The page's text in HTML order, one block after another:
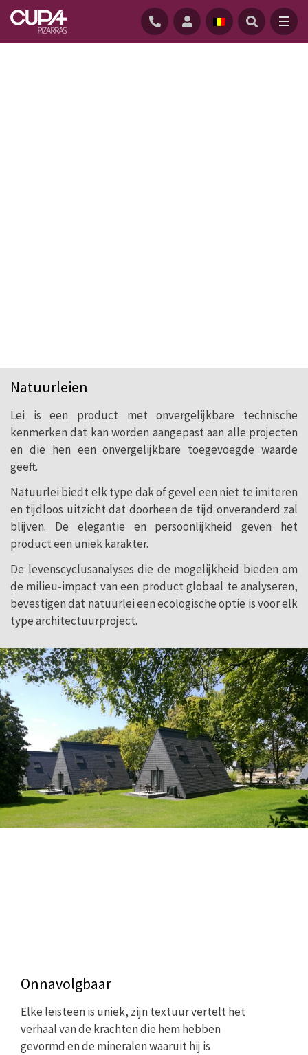
Natuurleien, het beste materiaal
voor daken en gevels sinds
mensenheugenis
Natuurleien
Lei is een product met onvergelijkbare technische
kenmerken dat kan worden aangepast aan alle projecten
en die hen een onvergelijkbare toegevoegde waarde
geeft.
Natuurlei biedt elk type dak of gevel een niet te imiteren
en tijdloos uitzicht dat doorheen de tijd onveranderd zal
blijven. De elegantie en persoonlijkheid geven het
product een uniek karakter.
De levenscyclusanalyses die de mogelijkheid bieden om
de milieu-impact van een product globaal te analyseren,
bevestigen dat natuurlei een ecologische optie is voor elk
type architectuurproject.
Onnavolgbaar
Elke leisteen is uniek, zijn textuur vertelt het
verhaal van de krachten die hem hebben
gevormd en de mineralen waaruit hij is